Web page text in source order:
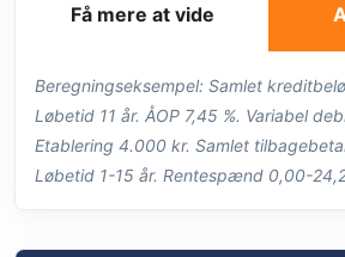
Få mere at vide
Beregningseksempel: Samlet
Løbetid 11 år. ÅOP 7,45 %. Variabel
Etablering 4.000 kr. Samlet
Løbetid 1-15 år. Rentespænd 0,00-